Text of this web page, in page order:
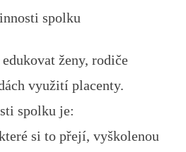
spolku
ženy, rodiče
využití placenty.
spolku je:
si to přejí, vyškolenou